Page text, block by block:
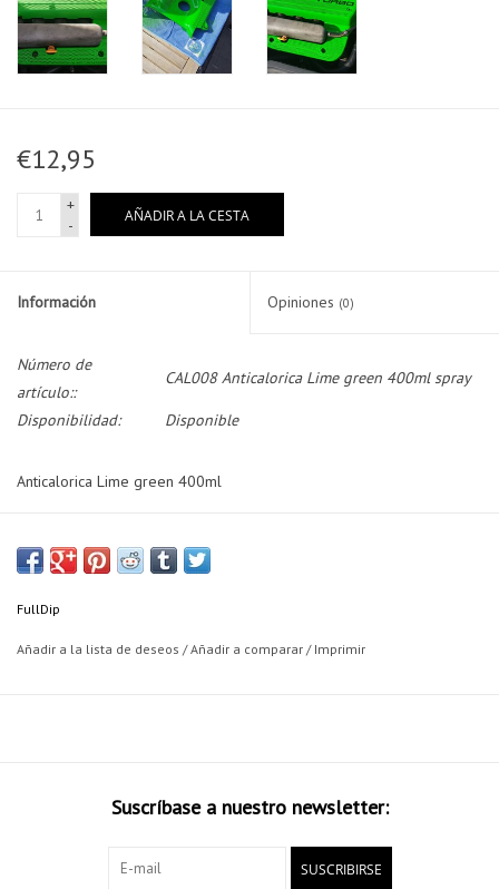
€12,95
+
-
AÑADIR A LA CESTA
Información Opiniones (0)
Número de
artículo::
CAL008 Anticalorica Lime green 400ml spray
Disponibilidad: Disponible
Anticalorica Lime green 400ml
FullDip
Añadir a la lista de deseos /Añadir a comparar / Imprimir
Suscríbase a nuestro newsletter:
SUSCRIBIRSE